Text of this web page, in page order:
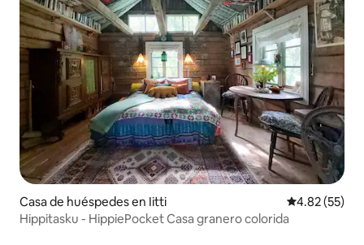
Casa de huéspedes en Iitti Calificación
4.82 (55)
Hippitasku - HippiePocket Casa granero colorida